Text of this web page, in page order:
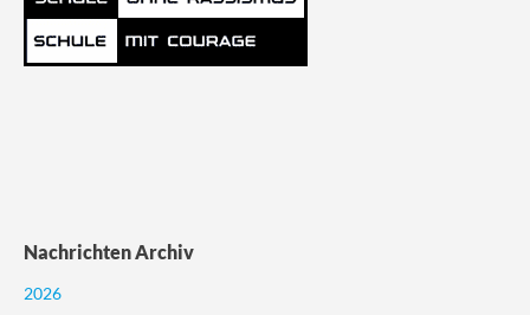
Nachrichten Archiv
2026